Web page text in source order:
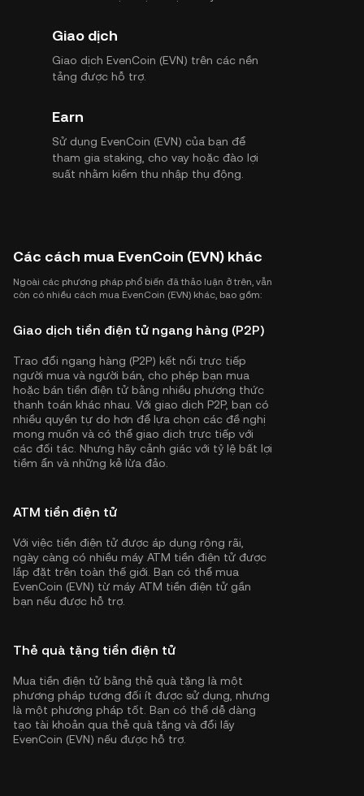
Giao dịch
Giao dịch EvenCoin (EVN) trên các nền
tảng được hỗ trợ.
Earn
Sử dụng EvenCoin (EVN) của bạn để
tham gia staking, cho vay hoặc đào lợi
suất nhằm kiếm thu nhập thụ động.
Các cách mua EvenCoin (EVN) khác
Ngoài các phương pháp phổ biến đã thảo luận ở trên, vẫn
còn có nhiều cách mua EvenCoin (EVN) khác, bao gồm:
Giao dịch tiền điện tử ngang hàng (P2P)
Trao đổi ngang hàng (P2P) kết nối trực tiếp
người mua và người bán, cho phép bạn mua
hoặc bán tiền điện tử bằng nhiều phương thức
thanh toán khác nhau. Với giao dịch P2P, bạn có
nhiều quyền tự do hơn để lựa chọn các đề nghị
mong muốn và có thể giao dịch trực tiếp với
các đối tác. Nhưng hãy cảnh giác với tỷ lệ bất lợi
tiềm ẩn và những kẻ lừa đảo.
ATM tiền điện tử
Với việc tiền điện tử được áp dụng rộng rãi,
ngày càng có nhiều máy ATM tiền điện tử được
lắp đặt trên toàn thế giới. Bạn có thể mua
EvenCoin (EVN) từ máy ATM tiền điện tử gần
bạn nếu được hỗ trợ.
Thẻ quà tặng tiền điện tử
Mua tiền điện tử bằng thẻ quà tặng là một
phương pháp tương đối ít được sử dụng, nhưng
là một phương pháp tốt. Bạn có thể dễ dàng
tạo tài khoản qua thẻ quà tặng và đổi lấy
EvenCoin (EVN) nếu được hỗ trợ.